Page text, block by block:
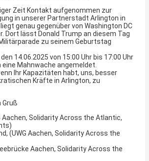
Zeit Kontakt aufgenommen zur
in unserer Partnerstadt Arlington in
genau gegenüber von Washington DC
Dort lässt Donald Trump an diesem Tag
zu seinem Geburtstag
14.06.2025 von 15:00 Uhr bis 17:00 Uhr
Mahnwache angemeldet.
Ihr Kapazitäten habt, uns, besser
Kräfte in Arlington, zu
Aachen, Solidarity Across the Atlantic,
(UWG Aachen, Solidarity Across the
Aachen, Solidarity Across the